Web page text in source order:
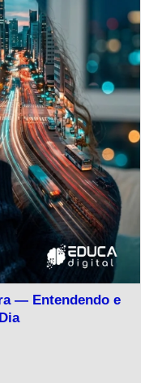
— Entendendo e